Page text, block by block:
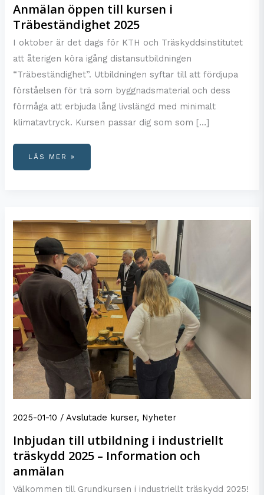
Anmälan öppen till kursen i
Träbeständighet 2025
I oktober är det dags för KTH och Träskyddsinstitutet
att återigen köra igång distansutbildningen
“Träbeständighet”. Utbildningen syftar till att fördjupa
förståelsen för trä som byggnadsmaterial och dess
förmåga att erbjuda lång livslängd med minimalt
klimatavtryck. Kursen passar dig som som […]
ANMÄLAN
TILL
LÄS MER »
2025-01-10 /Avslutade kurser, Nyheter
Inbjudan till utbildning i industriellt
träskydd 2025 – Information och
anmälan
Välkommen till Grundkursen i industriellt träskydd 2025!